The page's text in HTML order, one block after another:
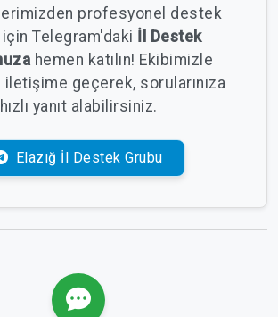
profesyonel destek
Telegram'daki İl Destek
hemen katılın! Ekibimizle
geçerek, sorularınıza
hızlı yanıt alabilirsiniz.
Elazığ İl Destek Grubu